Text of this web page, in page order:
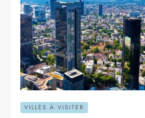
VILLES À VISITER